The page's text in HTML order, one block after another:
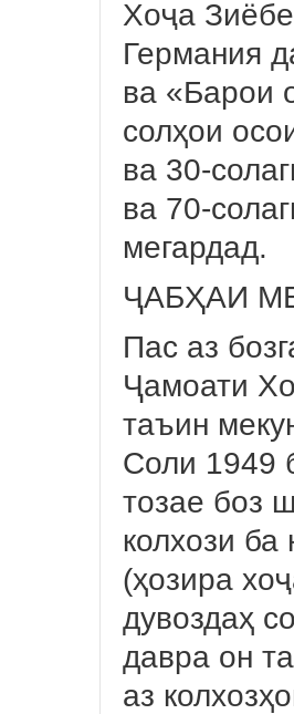
Хоҷа
Германия
ва «Барои
солҳои
ва 30-
ва 70-
мегардад.
ҶАБҲАИ
Пас аз
Ҷамоати
таъин
Соли 1949
тозае боз
колхози
(ҳозира
дувоздаҳ
давра он
аз